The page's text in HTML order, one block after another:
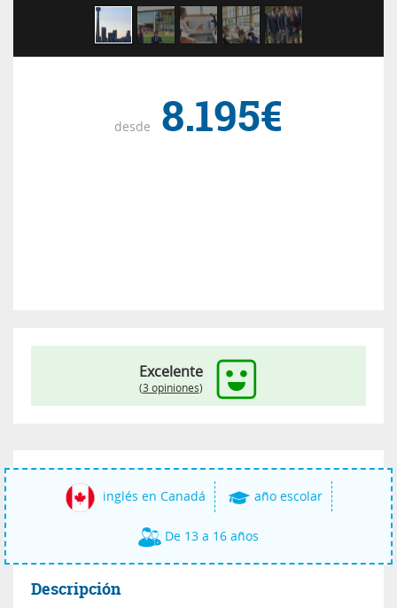
desde 8.195€
Excelente
(3 opiniones)
inglés en Canadá año escolar
De 13 a 16 años
Descripción